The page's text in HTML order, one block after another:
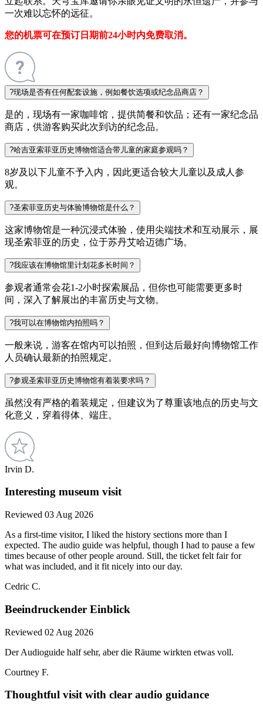
一次难以忘怀的远征。
您的机票可在预订日期前24小时内免费取消。
?现场是否有任何配套设施，例如餐饮选项或纪念品商店？
是的，现场有一家咖啡馆，提供简餐和饮品；还有一家纪念品
商店，供游客购买此次到访的纪念品。
?哈吉亚索菲亚历史博物馆适合带儿童的家庭参观吗？
8岁及以下儿童不予入内，因此更适合较大儿童以及成人参
观。
?圣索菲亚历史与体验博物馆是什么？
这家博物馆是一种沉浸式体验，使用尖端技术和互动展示，展
现圣索菲亚的历史，位于苏丹艾哈迈德广场。
?我应该在博物馆里计划花多长时间？
参观者通常会花1-2小时探索展品，但你也可能需要更多时
间，深入了解展出的丰富历史与文物。
?我可以在博物馆内拍照吗？
一般来说，游客在馆内可以拍照，但到达后最好向博物馆工作
人员确认最新的拍照规定。
?参观圣索菲亚历史博物馆有着装要求吗？
虽然没有严格的着装规定，但建议为了尊重该地点的历史与文
化意义，穿着得体、端庄。
Irvin D.
Interesting museum visit
Reviewed 03 Aug 2026
As a first-time visitor, I liked the history sections more than I
expected. The audio guide was helpful, though I had to pause a few
times because of other people around. Still, the ticket felt fair for
what was included, and it fit nicely into our day.
Cedric C.
Beeindruckender Einblick
Reviewed 02 Aug 2026
Der Audioguide half sehr, aber die Räume wirkten etwas voll.
Courtney F.
Thoughtful visit with clear audio guidance